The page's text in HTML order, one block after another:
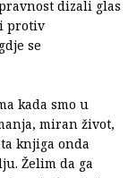
dizali glas
protiv
se
kada smo u
miran život,
knjiga onda
Želim da ga